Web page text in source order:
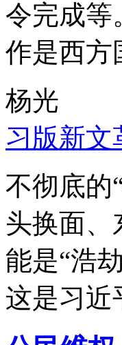
令完成等
作是西方
杨光
习版新文
不彻底的
头换面、
能是“浩
这是习近